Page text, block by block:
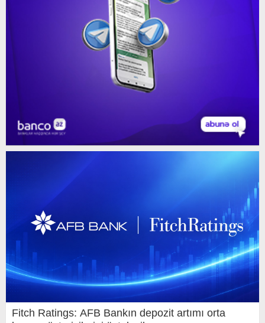
Fitch Ratings: AFB Bankın depozit artımı orta